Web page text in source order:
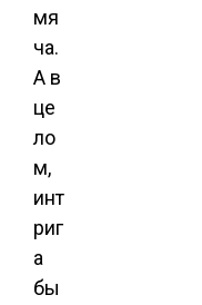
мя
ча.
А в
це
ло
м,
инт
риг
а
бы